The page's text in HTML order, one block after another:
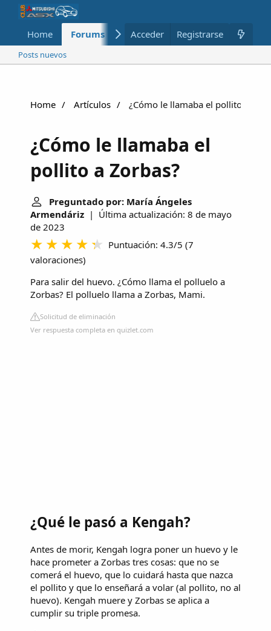
Home Forums Nuevo Miembros
Acceder Registrarse
Posts nuevos
Home Artículos ¿Cómo le llamaba el pollito a
¿Cómo le llamaba el
pollito a Zorbas?
Preguntado por: María Ángeles
Armendáriz | Última actualización: 8 de mayo
de 2023
Puntuación: 4.3/5 (7
valoraciones)
Para salir del huevo. ¿Cómo llama el polluelo a
Zorbas? El polluelo llama a Zorbas, Mami.
Solicitud de eliminación
Ver respuesta completa en quizlet.com
¿Qué le pasó a Kengah?
Antes de morir, Kengah logra poner un huevo y le
hace prometer a Zorbas tres cosas: que no se
comerá el huevo, que lo cuidará hasta que nazca
el pollito y que lo enseñará a volar (al pollito, no al
huevo). Kengah muere y Zorbas se aplica a
cumplir su triple promesa.